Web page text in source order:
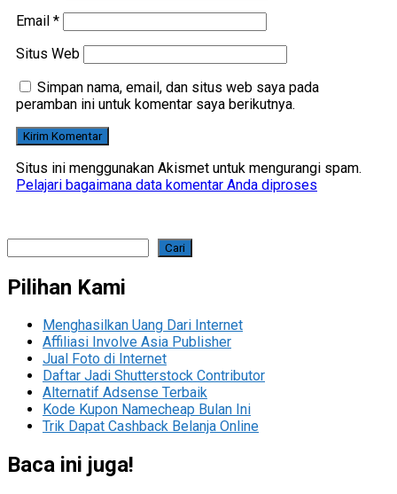
Email *
Situs Web
Simpan nama, email, dan situs web saya pada
peramban ini untuk komentar saya berikutnya.
Situs ini menggunakan Akismet untuk mengurangi spam.
Pelajari bagaimana data komentar Anda diproses
Cari
Pilihan Kami
Menghasilkan Uang Dari Internet
Affiliasi Involve Asia Publisher
Jual Foto di Internet
Daftar Jadi Shutterstock Contributor
Alternatif Adsense Terbaik
Kode Kupon Namecheap Bulan Ini
Trik Dapat Cashback Belanja Online
Baca ini juga!